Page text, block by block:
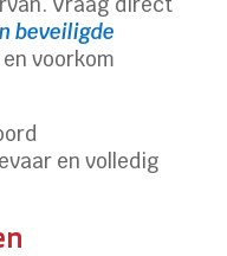
beveiligde
en voorkom
en volledig